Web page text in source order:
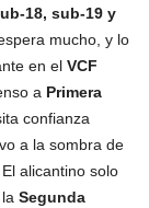
18, sub-19 y
mucho, y lo
en el VCF
a Primera
confianza
a la sombra de
alicantino solo
Segunda